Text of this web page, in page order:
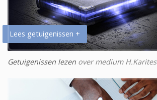
Lees getuigenissen +
Getuigenissen lezen over medium H.Karites